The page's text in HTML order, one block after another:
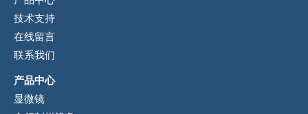
技术支持
在线留言
联系我们
产品中心
显微镜